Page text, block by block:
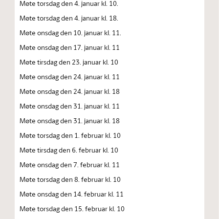
Møte torsdag den 4. januar kl. 10.
Møte torsdag den 4. januar kl. 18.
Møte onsdag den 10. januar kl. 11.
Møte onsdag den 17. januar kl. 11
Møte tirsdag den 23. januar kl. 10
Møte onsdag den 24. januar kl. 11
Møte onsdag den 24. januar kl. 18
Møte onsdag den 31. januar kl. 11
Møte onsdag den 31. januar kl. 18
Møte torsdag den 1. februar kl. 10
Møte tirsdag den 6. februar kl. 10
Møte onsdag den 7. februar kl. 11
Møte torsdag den 8. februar kl. 10
Møte onsdag den 14. februar kl. 11
Møte torsdag den 15. februar kl. 10